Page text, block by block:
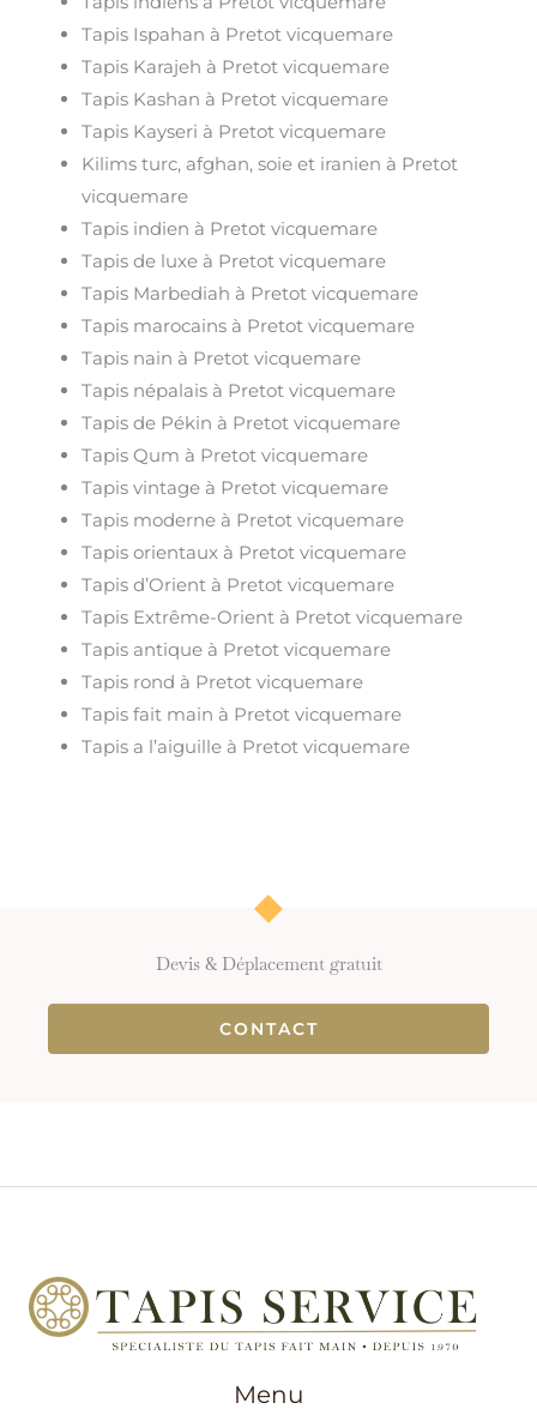
Tapis Ispahan à Pretot vicquemare
Tapis Karajeh à Pretot vicquemare
Tapis Kashan à Pretot vicquemare
Tapis Kayseri à Pretot vicquemare
Kilims turc, afghan, soie et iranien à Pretot
vicquemare
Tapis indien à Pretot vicquemare
Tapis de luxe à Pretot vicquemare
Tapis Marbediah à Pretot vicquemare
Tapis marocains à Pretot vicquemare
Tapis nain à Pretot vicquemare
Tapis népalais à Pretot vicquemare
Tapis de Pékin à Pretot vicquemare
Tapis Qum à Pretot vicquemare
Tapis vintage à Pretot vicquemare
Tapis moderne à Pretot vicquemare
Tapis orientaux à Pretot vicquemare
Tapis d’Orient à Pretot vicquemare
Tapis Extrême-Orient à Pretot vicquemare
Tapis antique à Pretot vicquemare
Tapis rond à Pretot vicquemare
Tapis fait main à Pretot vicquemare
Tapis a l’aiguille à Pretot vicquemare
Devis & Déplacement gratuit
CONTACT
Menu